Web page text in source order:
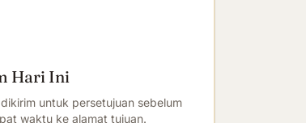
Hari Ini
dikirim untuk persetujuan sebelum
waktu ke alamat tujuan.